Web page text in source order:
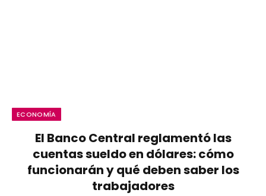
ECONOMÍA
El Banco Central reglamentó las
cuentas sueldo en dólares: cómo
funcionarán y qué deben saber los
trabajadores